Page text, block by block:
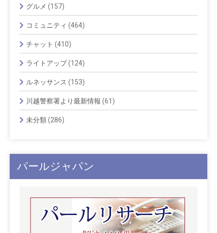
グルメ (157)
コミュニティ (464)
チャット (410)
ライトアップ(124)
ルネッサンス (153)
川越警察署より最新情報 (61)
未分類(286)
パールジャパン